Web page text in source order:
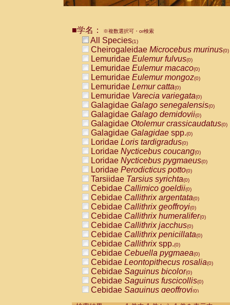
■学名： ※複数選択可・or検索
All Species(1)
Cheirogaleidae Microcebus murinus(0)
Lemuridae Eulemur fulvus(0)
Lemuridae Eulemur macaco(0)
Lemuridae Eulemur mongoz(0)
Lemuridae Lemur catta(0)
Lemuridae Varecia variegata(0)
Galagidae Galago senegalensis(0)
Galagidae Galago demidovii(0)
Galagidae Otolemur crassicaudatus(0)
Galagidae Galagidae spp.(0)
Loridae Loris tardigradus(0)
Loridae Nycticebus coucang(0)
Loridae Nycticebus pygmaeus(0)
Loridae Perodicticus potto(0)
Tarsiidae Tarsius syrichta(0)
Cebidae Callimico goeldii(0)
Cebidae Callithrix argentata(0)
Cebidae Callithrix geoffroyi(0)
Cebidae Callithrix humeralifer(0)
Cebidae Callithrix jacchus(0)
Cebidae Callithrix penicillata(0)
Cebidae Callithrixspp.(0)
Cebidae Cebuella pygmaea(0)
Cebidae Leontopithecus rosalia(0)
Cebidae Saguinus bicolor(0)
Cebidae Saguinus fuscicollis(0)
Cebidae Saguinus geoffroyi(0)